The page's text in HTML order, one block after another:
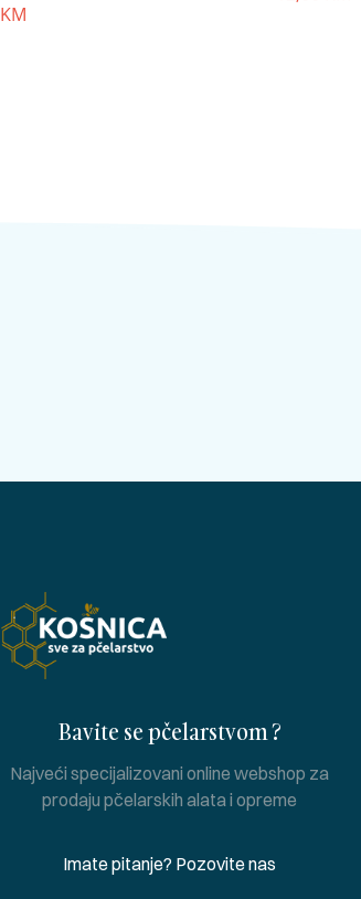
KM
Bavite se pčelarstvom ?
Najveći specijalizovani online webshop za
prodaju pčelarskih alata i opreme
Imate pitanje? Pozovite nas